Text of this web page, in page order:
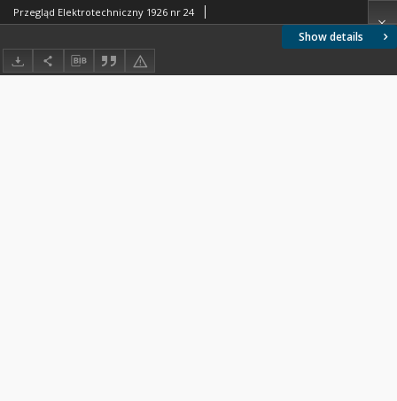
Show details
Przegląd Elektrotechniczny 1926 nr 24